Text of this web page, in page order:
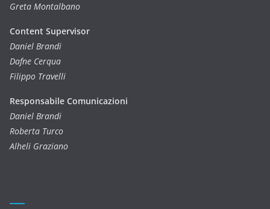
Greta Montalbano
Content Supervisor
Daniel Brandi
Dafne Cerqua
Filippo Travelli
Responsabile Comunicazioni
Daniel Brandi
Roberta Turco
Alheli Graziano